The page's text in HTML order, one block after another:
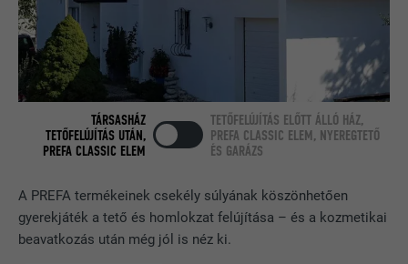
A PREFA termékeinek csekély súlyának köszönhetően
gyerekjáték a tető és homlokzat felújítása – és a kozmetikai
beavatkozás után még jól is néz ki.
TÁRSASHÁZ
TETŐFELÚJÍTÁS UTÁN,
PREFA CLASSIC ELEM
TETŐFELÚJÍTÁS ELŐTT ÁLLÓ HÁZ,
PREFA CLASSIC ELEM, NYEREGTETŐ
ÉS GARÁZS
NÉV bcookie
SZOLGÁLTATÓ LinkedIn
FOLYAMAT 2 év
CÉL
szolgáltatás használja, célja a
beágyazott szolgáltatások nyomon
követése.